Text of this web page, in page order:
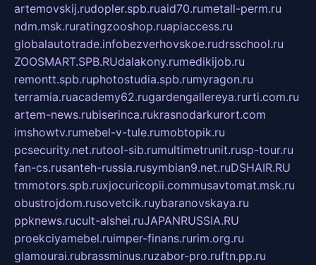
artemovskij.rudopler.spb.ruaid70.rumetall-perm.ru
ndm.msk.ruratingzooshop.ruapiaccess.ru
globalautotrade.infobezverhovskoe.rudrsschool.ru
ZOOSMART.SPB.RUdalakony.rumedikijob.ru
remontt.spb.ruphotostudia.spb.rumyragon.ru
terramia.ruacademy62.rugardengallereya.rurti.com.ru
artem-news.rubiserinca.rukrasnodarkurort.com
imshowtv.rumebel-v-tule.rumobtopik.ru
pcsecurity.net.rutool-sib.rumultimetrunit.rusp-tour.ru
fan-cs.rusanteh-russia.rusymbian9.net.ruDSHAIR.RU
tmmotors.spb.ruxjocuricopii.commusavtomat.msk.ru
obustrojdom.rusovetcik.ruybaranovskaya.ru
ppknews.rucult-alshei.ruJAPANRUSSIA.RU
proekciyamebel.ruimper-finans.rurim.org.ru
glamourai.rubrassminus.ruzabor-pro.ruftn.pp.ru